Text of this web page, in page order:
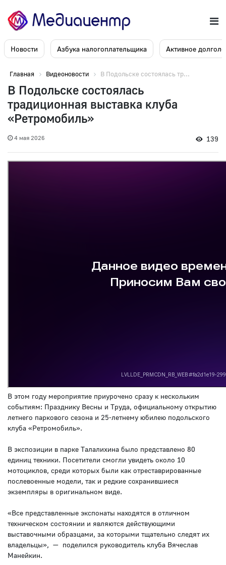
Новости Азбука налогоплательщика Активное
Главная Видеоновости В Подольске состоялась тр...
В Подольске состоялась
традиционная выставка клуба
«Ретромобиль»
4 мая 2026 139
В этом году мероприятие приурочено сразу к нескольким
событиям: Празднику Весны и Труда, официальному открытию
летнего паркового сезона и 25-летнему юбилею подольского
клуба «Ретромобиль».
В экспозиции в парке Талалихина было представлено 80
единиц техники. Посетители смогли увидеть около 10
мотоциклов, среди которых были как отреставрированные
послевоенные модели, так и редкие сохранившиеся
экземпляры в оригинальном виде.
«Все представленные экспонаты находятся в отличном
техническом состоянии и являются действующими
выставочными образцами, за которыми тщательно следят их
владельцы», — поделился руководитель клуба Вячеслав
Манейкин.